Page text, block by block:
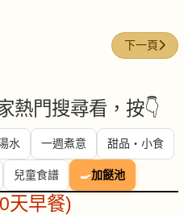
bean paste) 下一篇文
下一頁
熱門搜尋看，按👇
水 一週煮意 甜品・小食
兒童食譜 🍳加餸池
天早餐)